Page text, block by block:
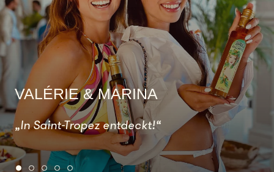
VALÉRIE & MARINA
„In Saint-Tropez entdeckt!“